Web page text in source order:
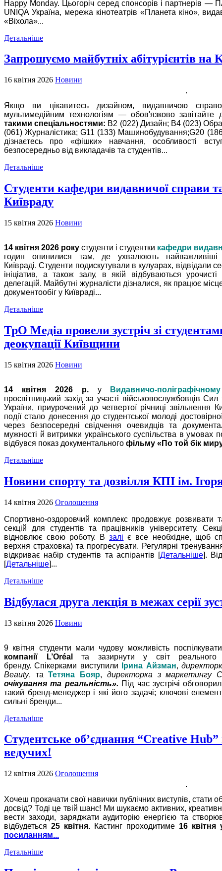
Happy Monday. Цьогоріч серед спонсорів і партнерів
UNIQA Україна, мережа кінотеатрів «Планета кіно»,
«Віхола»...
Детальніше
Запрошуємо майбутніх абітурієнтів на
16 квітня 2026 Новини
Якщо ви цікавитесь дизайном, видавничою
мультимедійним технологіям — обов'язково
такими спеціальностями: В2 (022) Дизайн; B4 (023)
(061) Журналістика;G11 (133) Машинобудування;G20
дізнаєтесь про «фішки» навчання, особливості
безпосередньо від викладачів та студентів...
Детальніше
Студенти кафедри видавничої справи
Київраду
15 квітня 2026 Новини
14 квітня 2026 року студенти і студентки кафедри
годин опинилися там, де ухвалюють
Київраді.Студенти подискутували в кулуарах, відвідали
ініціатив, а також залу, в якій відбуваються
делегацій. Майбутні журналісти дізналися, як працює
документообіг у Київраді...
Детальніше
ТрО Медіа провели зустріч зі
деокупації Київщини
15 квітня 2026 Новини
14 квітня 2026 р. у
Видавничо-
просвітницький захід за участі військовослужбовців
України, приурочений до четвертої річниці звільнення
події стало донесення до студентської молоді
через безпосередні свідчення очевидців та
мужності й витримки українського суспільства в умовах
відбувся показ документального фільму «По той бік
Детальніше
Новини спорту та дозвілля КПІ ім.
14 квітня 2026 Оголошення
Спортивно-оздоровчий комплекс продовжує розвивати
секцій для студентів та працівників університету.
відновлює свою роботу.
Взалі є все необхідне, щоб
верхня страховка) та прогресувати. Регулярні
відкриває набір студентів та аспірантів [Детальніше].
[Детальніше]...
Детальніше
Відбулася друга лекція в межах серії
13 квітня 2026 Новини
9 квітня студенти мали чудову можливість
компанії L’Oréal
та зазирнути у світ реального
бренду.Спікерками виступили Ірина Айзман,
Beauty, таТетяна Бояр, директорка з маркетингу
очікування та реальність». Під час зустрічі
такий бренд-менеджер і які його задачі; ключові
сильні бренди...
Детальніше
Студентське об’єднання “Creative
ведучих!
12 квітня 2026 Оголошення
Хочеш прокачати свої навички публічних виступів, стати
досвід? Тоді це твій шанс! Ми шукаємо активних,
вести заходи, заряджати аудиторію енергією та
відбудеться 25 квітня. Кастинг проходитиме 16
посиланням...
Детальніше